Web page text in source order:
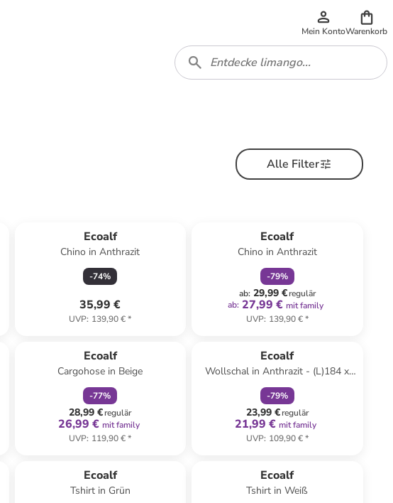
Mein KontoWarenkorb
Alle Filter
Ecoalf
Chino in Anthrazit
-74%
35,99 €
UVP: 139,90 €*
Ecoalf
Chino in Anthrazit
-79%
ab: 29,99 €regulär
ab: 27,99 € mit family
UVP: 139,90 €*
Ecoalf
Cargohose in Beige
-77%
28,99 €regulär
26,99 € mit family
UVP: 119,90 €*
Ecoalf
Wollschal in Anthrazit - (L)184 x
(B)42 cm
-79%
23,99 €regulär
21,99 € mit family
UVP: 109,90 €*
Ecoalf
Tshirt in Grün
Ecoalf
Tshirt in Weiß